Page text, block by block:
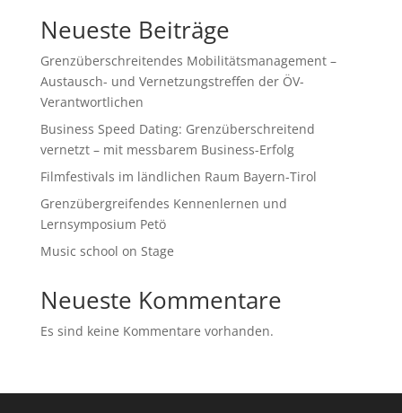
Neueste Beiträge
Grenzüberschreitendes Mobilitätsmanagement –
Austausch- und Vernetzungstreffen der ÖV-
Verantwortlichen
Business Speed Dating: Grenzüberschreitend
vernetzt – mit messbarem Business-Erfolg
Filmfestivals im ländlichen Raum Bayern-Tirol
Grenzübergreifendes Kennenlernen und
Lernsymposium Petö
Music school on Stage
Neueste Kommentare
Es sind keine Kommentare vorhanden.